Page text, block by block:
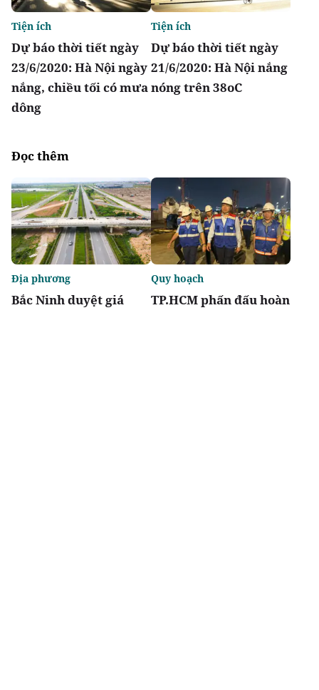
Dự báo thời tiết ngày
23/6/2020: Hà Nội ngày
nắng, chiều tối có mưa
dông
Tiện ích
Dự báo thời tiết ngày
21/6/2020: Hà Nội nắng
nóng trên 38oC
Tiện ích
Đọc thêm
Bắc Ninh duyệt giá
Địa phương
TP.HCM phấn đấu hoàn
Quy hoạch